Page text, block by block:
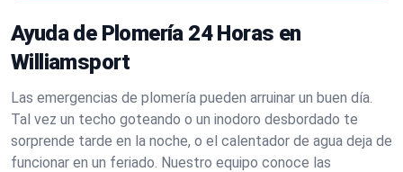
Ayuda de Plomería 24 Horas en
Williamsport
Las emergencias de plomería pueden arruinar un buen día.
Tal vez un techo goteando o un inodoro desbordado te
sorprende tarde en la noche, o el calentador de agua deja de
funcionar en un feriado. Nuestro equipo conoce las